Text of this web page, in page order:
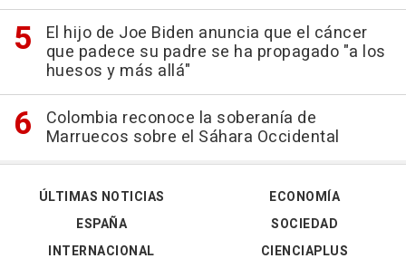
El hijo de Joe Biden anuncia que el cáncer
que padece su padre se ha propagado "a los
huesos y más allá"
Colombia reconoce la soberanía de
Marruecos sobre el Sáhara Occidental
ÚLTIMAS NOTICIAS
ESPAÑA
INTERNACIONAL
ECONOMÍA
SOCIEDAD
CIENCIAPLUS